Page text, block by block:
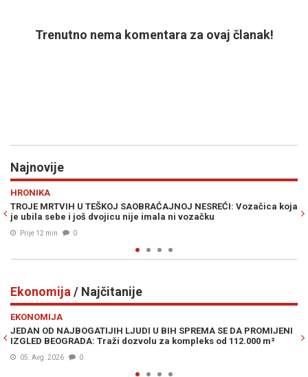
Trenutno nema komentara za ovaj članak!
Najnovije
NESREĆI: Vozačica koja
ni vozačku
USRED RAZVODA SA ANOM
Bastian Schweinsteiger iskeširao
Ekonomija / Najčitanije
U BIH SPREMA SE DA PROMIJENI
za kompleks od 112.000 m²
DRAMATIČNO UPOZORENJE
je krizu 2008., a sad kaže da je